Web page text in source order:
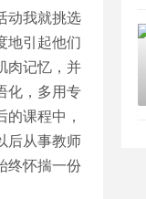
动我就挑选
地引起他们
肉记忆，并
化，多用专
课程中，
后从事教师
终怀揣一份